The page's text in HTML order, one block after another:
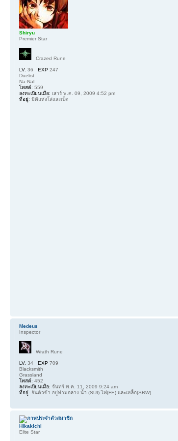
Shiryu
Premier Star
Crazed Rune
LV. 36 EXP 247
Duelist
Na-Nal
โพสต์: 559
ลงทะเบียนเมื่อ: เสาร์ พ.ค. 09, 2009 4:52 pm
ที่อยู่: มิติแห่งโล่และเป็ด
Medeus
Inspector
Wrath Rune
LV. 34 EXP 709
Blacksmith
Grassland
โพสต์: 452
ลงทะเบียนเมื่อ: จันทร์ พ.ค. 11, 2009 9:24 am
ที่อยู่: อันตัวข้า อยู่ท่ามกลาง น้ำ (SUI) ไฟ(FE) และเหล็ก(SRW)
Hikakichi
Elite Star